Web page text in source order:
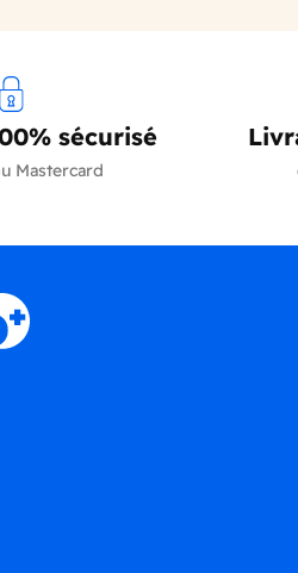
sécurisé
Mastercard